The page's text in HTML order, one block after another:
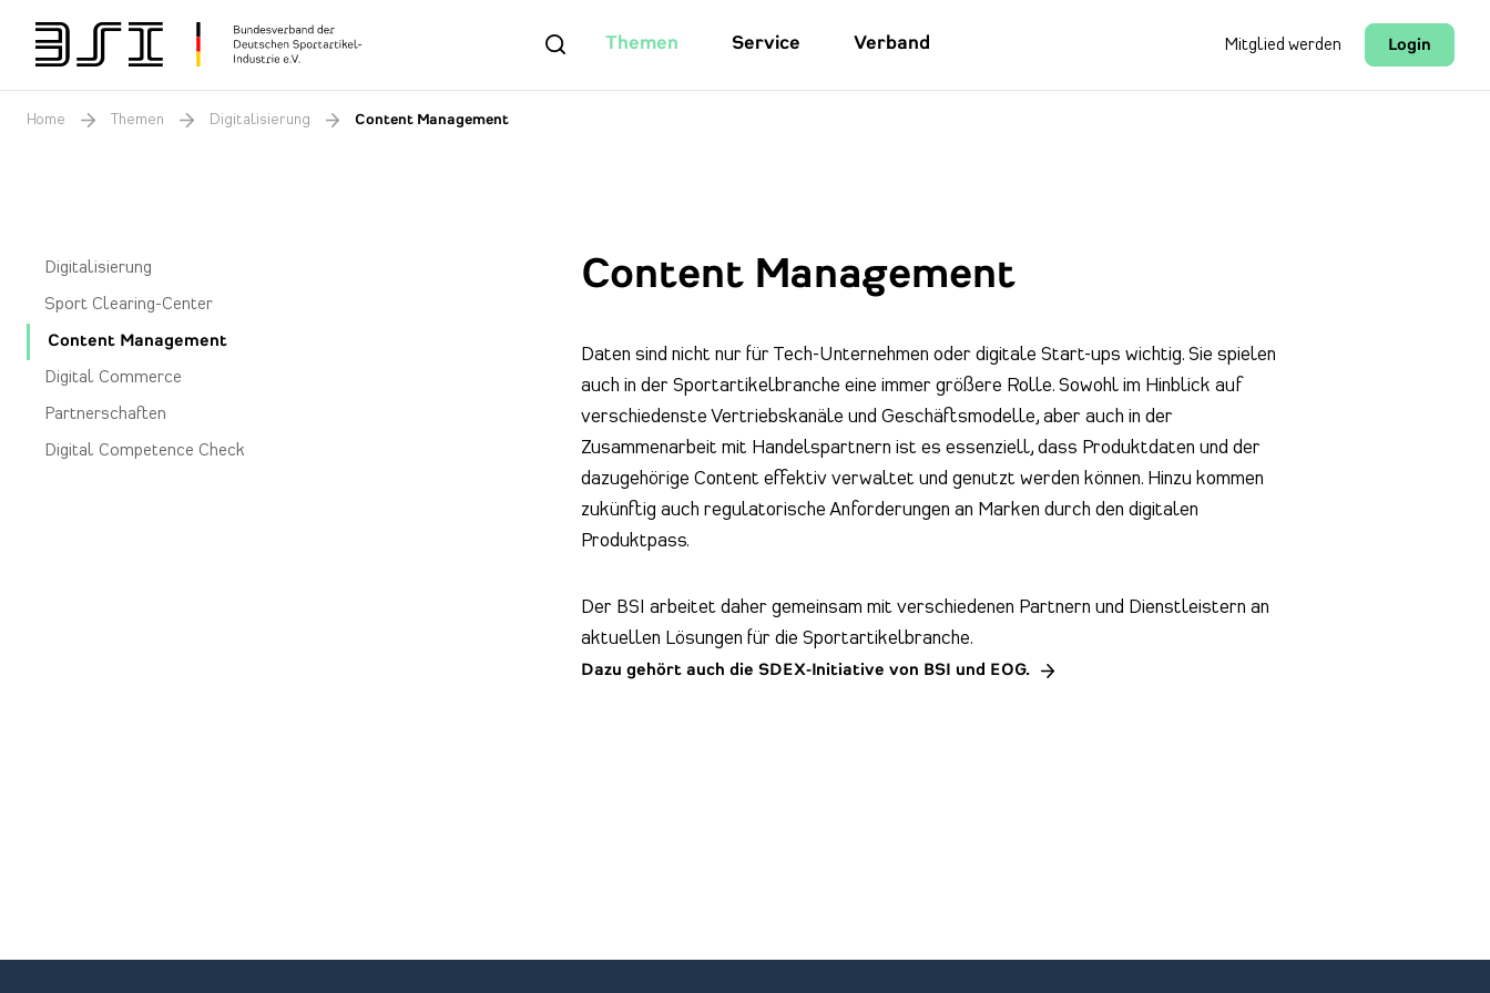
Themen Service Verband Mitglied werden Login
Home Themen Digitalisierung Content Management
Digitalisierung
Sport Clearing-Center
Content Management
Digital Commerce
Partnerschaften
Digital Competence Check
Content Management
Daten sind nicht nur für Tech-Unternehmen oder digitale Start-ups wichtig. Sie spielen
auch in der Sportartikelbranche eine immer größere Rolle. Sowohl im Hinblick auf
verschiedenste Vertriebskanäle und Geschäftsmodelle, aber auch in der
Zusammenarbeit mit Handelspartnern ist es essenziell, dass Produktdaten und der
dazugehörige Content effektiv verwaltet und genutzt werden können. Hinzu kommen
zukünftig auch regulatorische Anforderungen an Marken durch den digitalen
Produktpass.
Der BSI arbeitet daher gemeinsam mit verschiedenen Partnern und Dienstleistern an
aktuellen Lösungen für die Sportartikelbranche.
Dazu gehört auch die SDEX-Initiative von BSI und EOG.